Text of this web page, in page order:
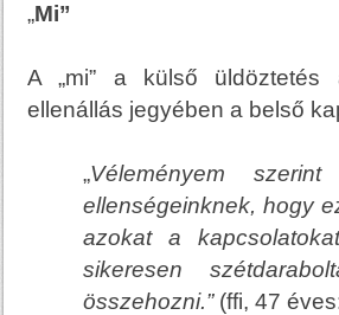
„Mi”
A „mi” a külső üldöztetés
ellenállás jegyében a belső
„Véleményem
ellenségeinknek, hogy
azokat a
sikeresen
összehozni.”(ffi, 47